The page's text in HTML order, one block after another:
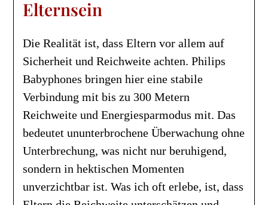
Elternsein
Die Realität ist, dass Eltern vor allem auf
Sicherheit und Reichweite achten. Philips
Babyphones bringen hier eine stabile
Verbindung mit bis zu 300 Metern
Reichweite und Energiesparmodus mit. Das
bedeutet ununterbrochene Überwachung ohne
Unterbrechung, was nicht nur beruhigend,
sondern in hektischen Momenten
unverzichtbar ist. Was ich oft erlebe, ist, dass